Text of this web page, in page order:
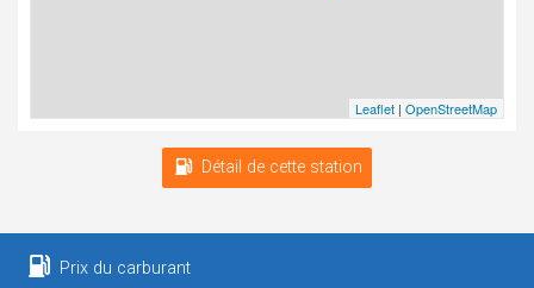
Leaflet | OpenStreetMap
Détail de cette station
Prix du carburant